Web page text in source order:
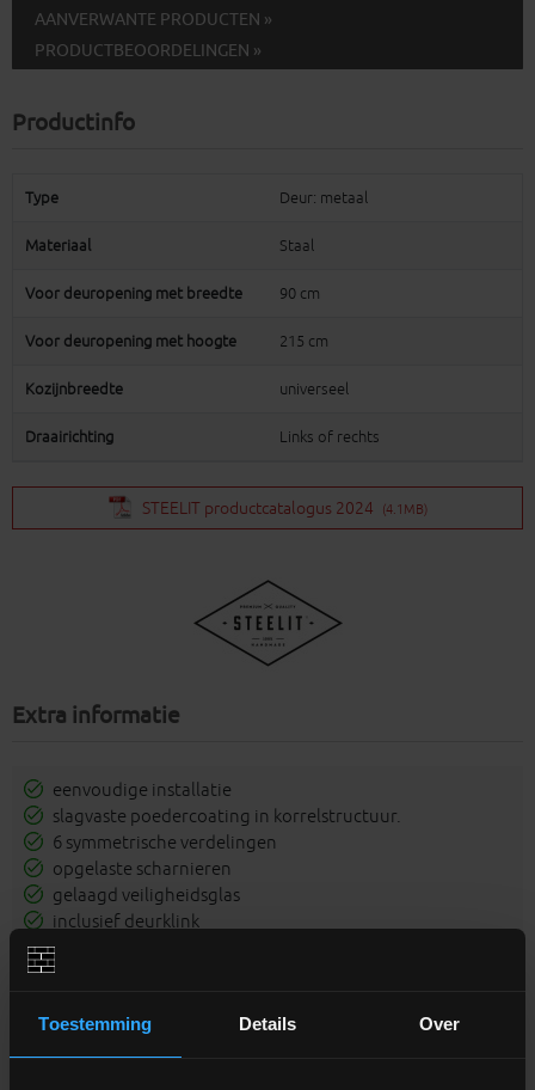
Toestemming Details Over
AANVERWANTE PRODUCTEN »
PRODUCTBEOORDELINGEN »
Productinfo
Type Deur: metaal
Materiaal Staal
Voor deuropening met breedte 90 cm
Voor deuropening met hoogte 215 cm
Kozijnbreedte universeel
Draairichting Links of rechts
STEELIT productcatalogus 2024 (4.1MB)
Extra informatie
eenvoudige installatie
slagvaste poedercoating in korrelstructuur.
6 symmetrische verdelingen
opgelaste scharnieren
gelaagd veiligheidsglas
inclusief deurklink
volle stalen plaat onderaan
100% handgemaakt
De verdelingen kunnen in afmeting wijzigen naargelang de